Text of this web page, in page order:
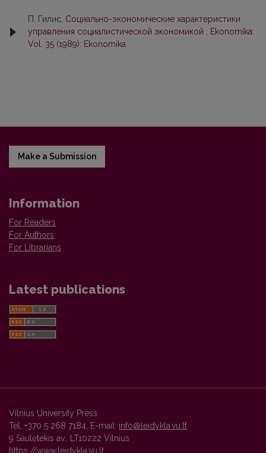
П. Гилис, Социально-экономические характеристики
управления социалистической экономикой
Ekonomika:
Vol. 35 (1989): Ekonomika
Make a Submission
Information
For Readers
For Authors
For Librarians
Latest publications
Vilnius University Press
Tel. +370 5 268 7184, E-mail: info@leidykla.vu.lt
9 Saulėtekis av., LT10222 Vilnius
https://www.leidykla.vu.lt